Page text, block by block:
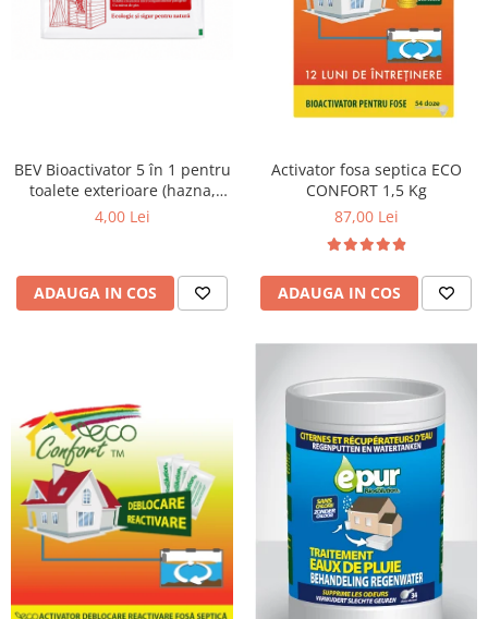
BEV Bioactivator 5 în 1 pentru
toalete exterioare (hazna,
closet, etc), o doză, 25g
4,00 Lei
ADAUGA IN COS
Activator fosa septica ECO
CONFORT 1,5 Kg
87,00 Lei
ADAUGA IN COS